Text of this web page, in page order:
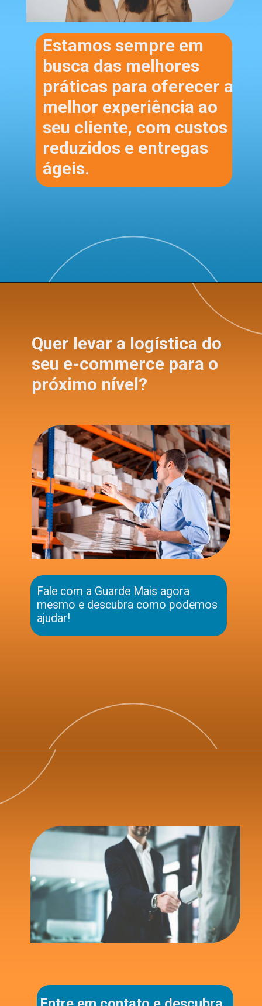
Estamos sempre em
busca das melhores
práticas para oferecer a
melhor experiência ao
seu cliente, com custos
reduzidos e entregas
ágeis.
Quer levar a logística do
seu e-commerce para o
próximo nível?
Fale com a Guarde Mais agora
mesmo e descubra como podemos
ajudar!